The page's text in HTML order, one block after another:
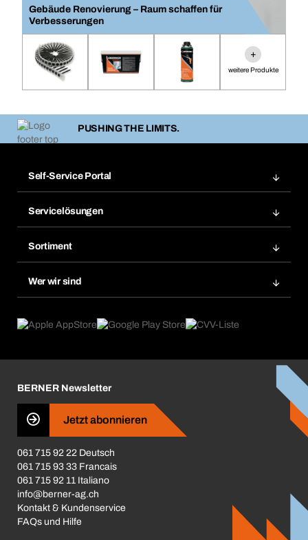
Gebäude Renovierung – Raum schaffen für
Verbesserungen
+
weitere Produkte
PUSHING THE LIMITS.
Self-Service Portal
Merklisten
Nachbestellung
Dauerauftrag
Servicelösungen
Gefahrenstoffdatenbank
eProcurement
Produktfinder
Sortiment
Wer wir sind
Was uns antreibt
Business Conduct
BERNER Newsletter
Jetzt abonnieren
061 715 92 22 Deutsch
061 715 93 33 Francais
061 715 92 11 Italiano
info@berner-ag.ch
Kontakt & Kundenservice
FAQs und Hilfe